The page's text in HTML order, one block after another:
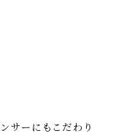
サーにもこだわり